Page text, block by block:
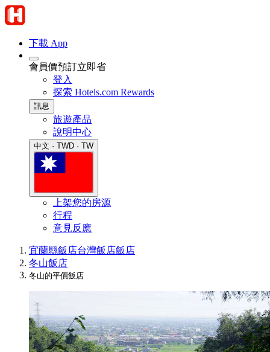
下載 App
會員價預訂立即省
登入
探索 Hotels.com Rewards
訊息
旅遊產品
說明中心
中文 · TWD · TW
上架您的房源
行程
意見反應
宜蘭縣飯店台灣飯店飯店
冬山飯店
冬山的平價飯店